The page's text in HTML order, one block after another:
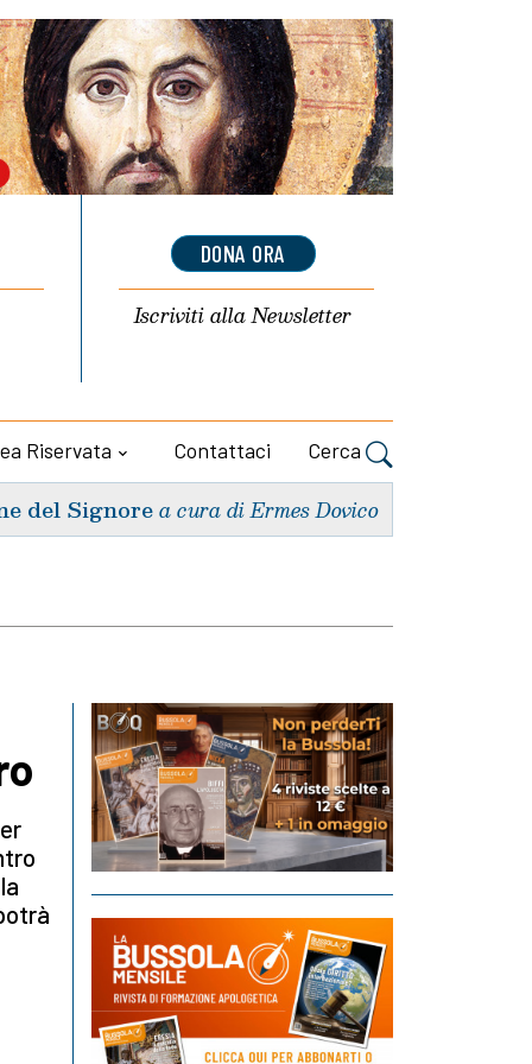
DONA ORA
Iscriviti allaNewsletter
Riservata Contattaci Cerca
del Signorea cura di Ermes Dovico